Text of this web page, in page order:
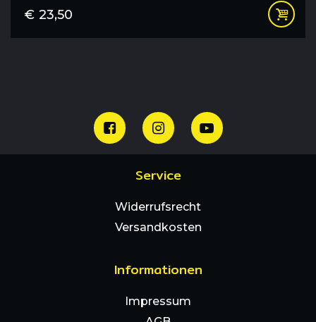
€ 23,50
Service
Widerrufsrecht
Versandkosten
Informationen
Impressum